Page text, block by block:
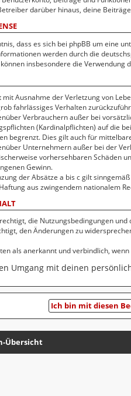
darüber hinaus, deine
dass es sich bei phpBB um eine
werden durch die
insbesondere die
Ausnahme der Verletzung von
fahrlässiges Verhalten
Verbrauchern außer bei
(Kardinalpflichten) auf die
begrenzt. Dies gilt auch für
Unternehmern außer bei der
vorhersehbaren Schäden
Gewinn.
der Absätze a bis c gilt
aus zwingendem nationalem
die Nutzungsbedingungen
den Änderungen zu
als anerkannt und verbindlich,
Umgang mit deinen
Übersicht